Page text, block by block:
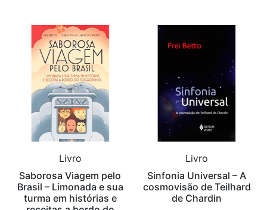
Livro
Saborosa Viagem pelo
Brasil – Limonada e sua
turma em histórias e
Livro
Sinfonia Universal – A
cosmovisão de Teilhard
de Chardin